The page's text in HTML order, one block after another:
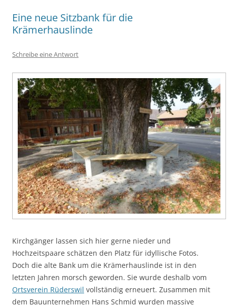
Eine neue Sitzbank für die
Krämerhauslinde
Schreibe eine Antwort
Kirchgänger lassen sich hier gerne nieder und
Hochzeitspaare schätzen den Platz für idyllische Fotos.
Doch die alte Bank um die Krämerhauslinde ist in den
letzten Jahren morsch geworden. Sie wurde deshalb vom
Ortsverein Rüderswil vollständig erneuert. Zusammen mit
dem Bauunternehmen Hans Schmid wurden massive